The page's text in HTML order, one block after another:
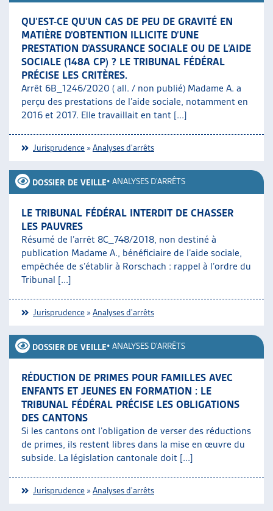
QU’EST-CE QU’UN CAS DE PEU DE GRAVITÉ EN
MATIÈRE D’OBTENTION ILLICITE D’UNE
PRESTATION D’ASSURANCE SOCIALE OU DE L’AIDE
SOCIALE (148A CP) ? LE TRIBUNAL FÉDÉRAL
PRÉCISE LES CRITÈRES.
Arrêt 6B_1246/2020 ( all. / non publié) Madame A. a
perçu des prestations de l’aide sociale, notamment en
2016 et 2017. Elle travaillait en tant [...]
Jurisprudence »Analyses d'arrêts
DOSSIER DE VEILLE• ANALYSES D'ARRÊTS
LE TRIBUNAL FÉDÉRAL INTERDIT DE CHASSER
LES PAUVRES
Résumé de l’arrêt 8C_748/2018, non destiné à
publication Madame A., bénéficiaire de l’aide sociale,
empêchée de s’établir à Rorschach : rappel à l’ordre du
Tribunal [...]
Jurisprudence »Analyses d'arrêts
DOSSIER DE VEILLE• ANALYSES D'ARRÊTS
RÉDUCTION DE PRIMES POUR FAMILLES AVEC
ENFANTS ET JEUNES EN FORMATION : LE
TRIBUNAL FÉDÉRAL PRÉCISE LES OBLIGATIONS
DES CANTONS
Si les cantons ont l’obligation de verser des réductions
de primes, ils restent libres dans la mise en œuvre du
subside. La législation cantonale doit [...]
Jurisprudence »Analyses d'arrêts